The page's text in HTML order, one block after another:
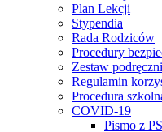
Plan Lekcji
Stypendia
Rada Rodziców
Procedury
Zestaw
Regulamin
Procedura
COVID-19
Pismo z